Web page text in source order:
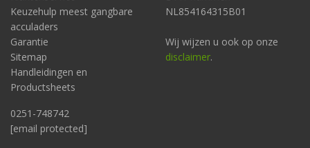
Keuzehulp meest gangbare
acculaders
Garantie
Sitemap
Handleidingen en
Productsheets
0251-748742
[email protected]
NL854164315B01
Wij wijzen u ook op onze
disclaimer.